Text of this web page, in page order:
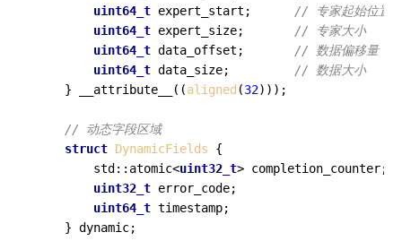
uint64_t expert_start; // 专家起始位
uint64_t expert_size; // 专家大小
uint64_t data_offset; // 数据偏移量
uint64_t data_size; // 数据大小
    } __attribute__((
aligned (32)));
// 动态字段区域
struct DynamicFields {
        std::atomic<
uint32_t> completion_counter;
uint32_t error_code;
uint64_t timestamp;
    } dynamic;